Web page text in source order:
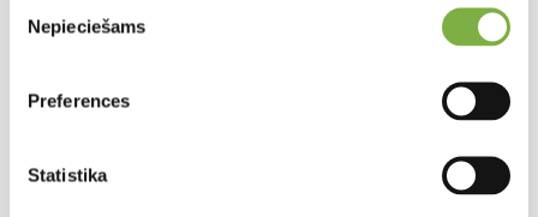
izvēle
Nepieciešams
Preferences
Statistika